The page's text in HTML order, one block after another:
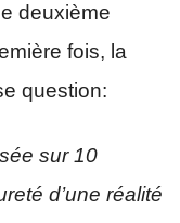
deuxième
fois, la
question:
sur 10
d’une réalité